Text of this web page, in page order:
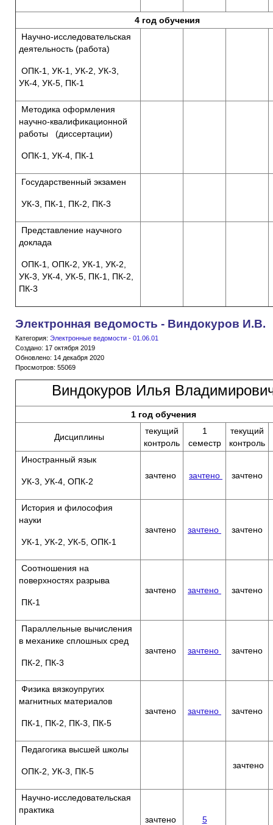
4 год обучения
Научно-исследовательская
деятельность (работа)
ОПК-1, УК-1, УК-2, УК-3,
УК-4, УК-5, ПК-1
Методика оформления
научно-квалификационной
работы (диссертации)
ОПК-1, УК-4, ПК-1
Государственный экзамен
УК-3, ПК-1, ПК-2, ПК-3
Представление научного
доклада
ОПК-1, ОПК-2, УК-1, УК-2,
УК-3, УК-4, УК-5, ПК-1, ПК-2,
ПК-3
Электронная ведомость - Виндокуров И.В.
Категория: Электронные ведомости - 01.06.01
Создано: 17 октября 2019
Обновлено: 14 декабря 2020
Просмотров: 55069
Виндокуров Илья
1 год обучения
Дисциплины
текущий
контроль
1
семестр
текущий
контроль
Иностранный язык
УК-3, УК-4, ОПК-2
зачтено зачтено зачтено
История и философия
науки
УК-1, УК-2, УК-5, ОПК-1
зачтено зачтено зачтено
Соотношения на
поверхностях разрыва
ПК-1
зачтено зачтено зачтено
Параллельные вычисления
в механике сплошных сред
ПК-2, ПК-3
зачтено зачтено зачтено
Физика вязкоупругих
магнитных материалов
ПК-1, ПК-2, ПК-3, ПК-5
зачтено зачтено зачтено
Педагогика высшей школы
ОПК-2, УК-3, ПК-5
зачтено
Научно-исследовательская
практика
зачтено
5